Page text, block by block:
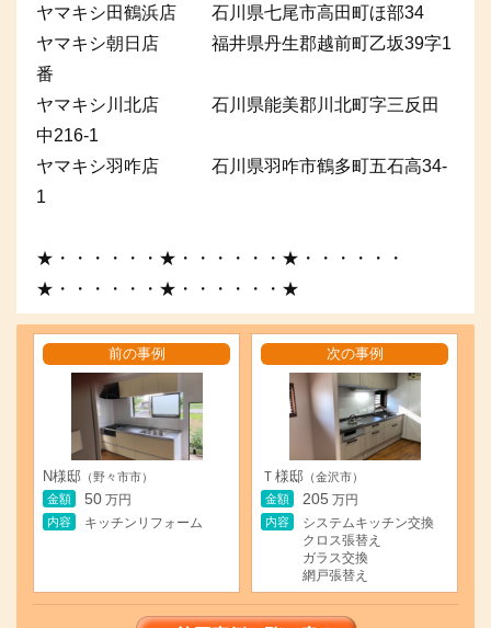
ヤマキシ田鶴浜店 石川県七尾市高田町ほ部34
ヤマキシ朝日店 福井県丹生郡越前町乙坂39字1
番
ヤマキシ川北店 石川県能美郡川北町字三反田
中216-1
ヤマキシ羽咋店 石川県羽咋市鶴多町五石高34-
1
★・・・・・・★・・・・・・★・・・・・・
★・・・・・・★・・・・・・★
前の事例
N様邸 （野々市市）
金額
50 万円
内容
キッチンリフォーム
次の事例
Ｔ様邸 （金沢市）
金額
205 万円
内容
システムキッチン交換
クロス張替え
ガラス交換
網戸張替え